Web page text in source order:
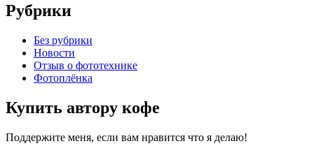
Рубрики
Без рубрики
Новости
Отзыв о фототехнике
Фотоплёнка
Купить автору кофе
Поддержите меня, если вам нравится что я делаю!